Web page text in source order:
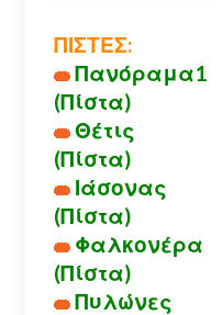
ΠΙΣΤΕΣ:
Πανόραμα1
(Πίστα)
Θέτις
(Πίστα)
Ιάσονας
(Πίστα)
Φαλκονέρα
(Πίστα)
Πυλώνες